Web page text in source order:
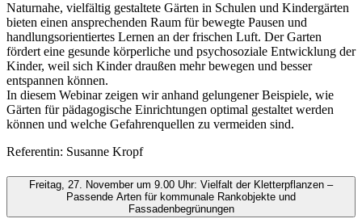
Naturnahe, vielfältig gestaltete Gärten in Schulen und Kindergärten
bieten einen ansprechenden Raum für bewegte Pausen und
handlungsorientiertes Lernen an der frischen Luft. Der Garten
fördert eine gesunde körperliche und psychosoziale Entwicklung der
Kinder, weil sich Kinder draußen mehr bewegen und besser
entspannen können.
In diesem Webinar zeigen wir anhand gelungener Beispiele, wie
Gärten für pädagogische Einrichtungen optimal gestaltet werden
können und welche Gefahrenquellen zu vermeiden sind.
Referentin: Susanne Kropf
Freitag, 27. November um 9.00 Uhr: Vielfalt der Kletterpflanzen –
Passende Arten für kommunale Rankobjekte und
Fassadenbegrünungen